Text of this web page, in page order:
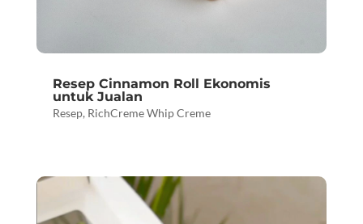
Resep Cinnamon Roll Ekonomis
untuk Jualan
Resep, RichCreme Whip Creme